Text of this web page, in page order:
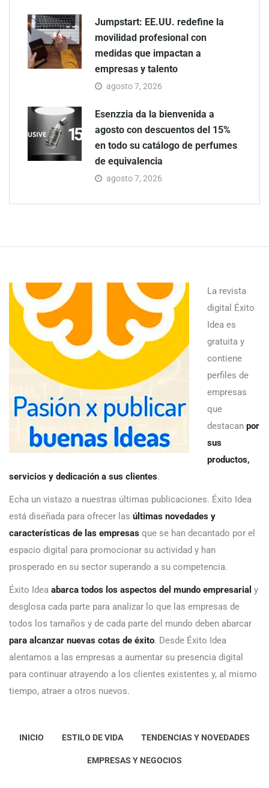
Jumpstart: EE.UU. redefine la
movilidad profesional con
medidas que impactan a
empresas y talento
agosto 7, 2026
Esenzzia da la bienvenida a
agosto con descuentos del 15%
en todo su catálogo de perfumes
de equivalencia
agosto 7, 2026
La revista
digital Éxito
Idea es
gratuita y
contiene
perfiles de
empresas
que
destacan por
sus
productos,
servicios y dedicación a sus clientes.
Echa un vistazo a nuestras últimas publicaciones. Éxito Idea
está diseñada para ofrecer las últimas novedades y
características de las empresas que se han decantado por el
espacio digital para promocionar su actividad y han
prosperado en su sector superando a su competencia.
Éxito Idea abarca todos los aspectos del mundo empresarial y
desglosa cada parte para analizar lo que las empresas de
todos los tamaños y de cada parte del mundo deben abarcar
para alcanzar nuevas cotas de éxito. Desde Éxito Idea
alentamos a las empresas a aumentar su presencia digital
para continuar atrayendo a los clientes existentes y, al mismo
tiempo, atraer a otros nuevos.
INICIO ESTILO DE VIDA TENDENCIAS Y NOVEDADES
EMPRESAS Y NEGOCIOS